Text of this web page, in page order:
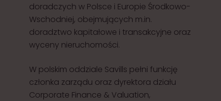
doradczych w Polsce i Europie Środkowo-
Wschodniej, obejmujących m.in.
doradztwo kapitałowe i transakcyjne oraz
wyceny nieruchomości.
W polskim oddziale Savills pełni funkcję
członka zarządu oraz dyrektora działu
Corporate Finance & Valuation,